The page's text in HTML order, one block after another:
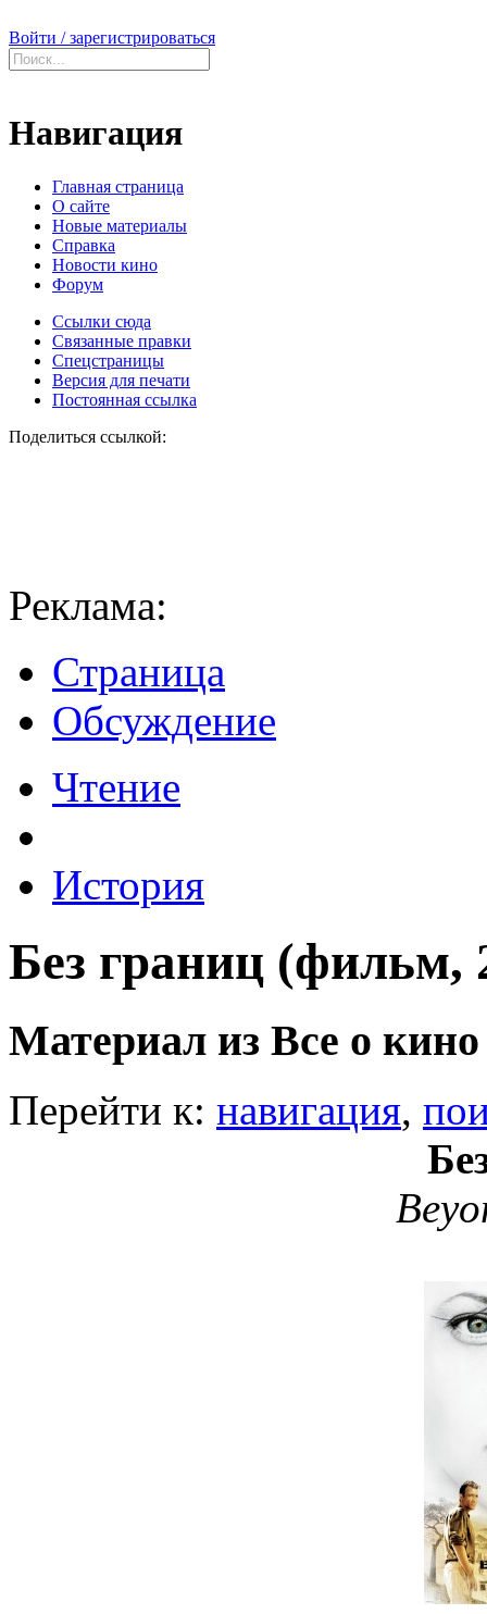
Войти / зарегистрироваться
Навигация
Главная страница
О сайте
Новые материалы
Справка
Новости кино
Форум
Ссылки сюда
Связанные правки
Спецстраницы
Версия для печати
Постоянная ссылка
Поделиться ссылкой:
Реклама:
Страница
Обсуждение
Чтение
История
Без границ (фильм,
Материал из Все о кино
Перейти к: навигация,